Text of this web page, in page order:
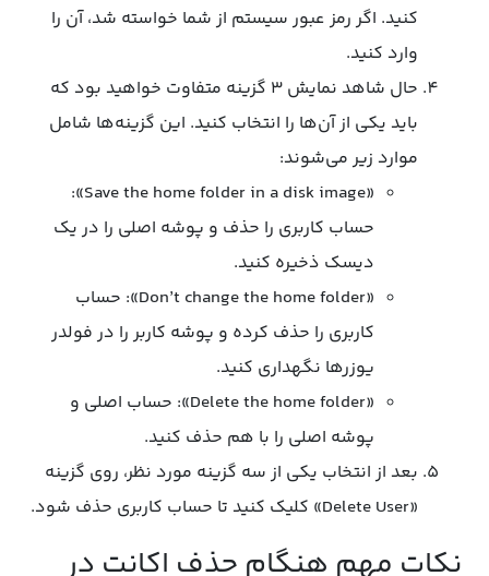
کنید. اگر رمز عبور سیستم از شما خواسته شد، آن را
وارد کنید.
حال شاهد نمایش 3 گزینه متفاوت خواهید بود که
باید یکی از آن‌ها را انتخاب کنید. این گزینه‌ها شامل
موارد زیر می‌شوند:
«Save the home folder in a disk image»:
حساب کاربری را حذف و پوشه اصلی را در یک
دیسک ذخیره کنید.
«Don’t change the home folder»: حساب
کاربری را حذف کرده و پوشه کاربر را در فولدر
یوزرها نگهداری کنید.
«Delete the home folder»: حساب اصلی و
پوشه اصلی را با هم حذف کنید.
بعد از انتخاب یکی از سه گزینه مورد نظر، روی گزینه
«Delete User» کلیک کنید تا حساب کاربری حذف شود.
نکات مهم هنگام حذف اکانت در